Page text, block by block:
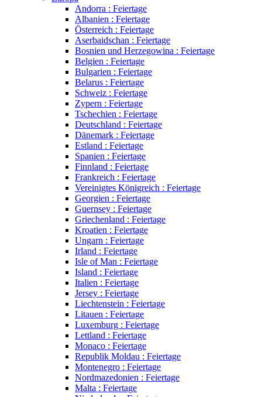
Andorra : Feiertage
Albanien : Feiertage
Österreich : Feiertage
Aserbaidschan : Feiertage
Bosnien und Herzegowina : Feiertage
Belgien : Feiertage
Bulgarien : Feiertage
Belarus : Feiertage
Schweiz : Feiertage
Zypern : Feiertage
Tschechien : Feiertage
Deutschland : Feiertage
Dänemark : Feiertage
Estland : Feiertage
Spanien : Feiertage
Finnland : Feiertage
Frankreich : Feiertage
Vereinigtes Königreich : Feiertage
Georgien : Feiertage
Guernsey : Feiertage
Griechenland : Feiertage
Kroatien : Feiertage
Ungarn : Feiertage
Irland : Feiertage
Isle of Man : Feiertage
Island : Feiertage
Italien : Feiertage
Jersey : Feiertage
Liechtenstein : Feiertage
Litauen : Feiertage
Luxemburg : Feiertage
Lettland : Feiertage
Monaco : Feiertage
Republik Moldau : Feiertage
Montenegro : Feiertage
Nordmazedonien : Feiertage
Malta : Feiertage